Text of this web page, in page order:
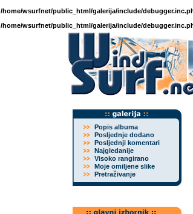
/home/wsurfnet/public_html/galerija/include/
/home/wsurfnet/public_html/galerija/include/
Popis albuma
Posljednje dodano
Posljednji komentari
Najgledanije
Visoko rangirano
Moje omiljene slike
Pretraživanje